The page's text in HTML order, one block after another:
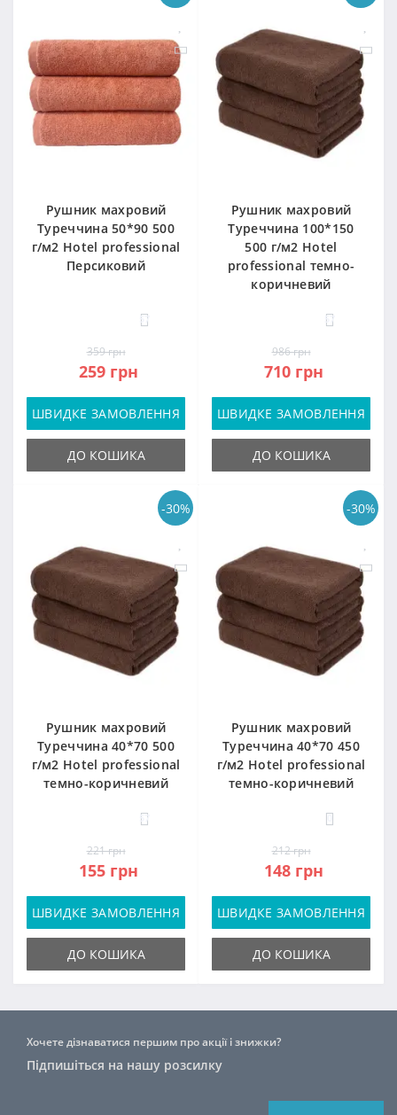
Рушник махровий
Туреччина 50*90 500
г/м2 Hotel professional
Персиковий
57
359 грн
259 грн
ШВИДКЕ ЗАМОВЛЕННЯ
ДО КОШИКА
Рушник махровий
Туреччина 100*150
500 г/м2 Hotel
professional темно-
коричневий
57
986 грн
710 грн
ШВИДКЕ ЗАМОВЛЕННЯ
ДО КОШИКА
-30%
Рушник махровий
Туреччина 40*70 500
г/м2 Hotel professional
темно-коричневий
57
221 грн
155 грн
ШВИДКЕ ЗАМОВЛЕННЯ
ДО КОШИКА
-30%
Рушник махровий
Туреччина 40*70 450
г/м2 Hotel professional
темно-коричневий
0
212 грн
148 грн
ШВИДКЕ ЗАМОВЛЕННЯ
ДО КОШИКА
Хочете дізнаватися першим про акції і знижки?
Підпишіться на нашу розсилку